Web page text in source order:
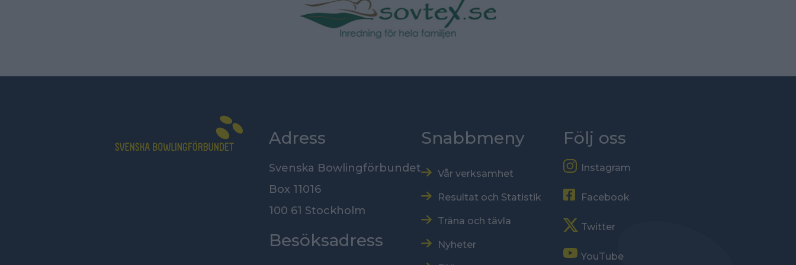
Adress
Svenska Bowlingförbundet
Box 11016
100 61 Stockholm
Besöksadress
Snabbmeny
Vår verksamhet
Resultat och Statistik
Träna och tävla
Nyheter
Följ oss
Instagram
Facebook
Twitter
YouTube